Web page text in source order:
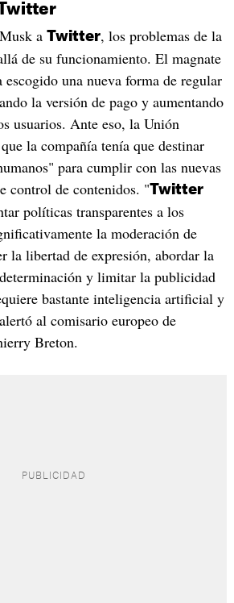
a Twitter, los problemas de la
de su funcionamiento. El magnate
escogido una nueva forma de regular
la versión de pago y aumentando
usuarios. Ante eso, la Unión
la compañía tenía que destinar
para cumplir con las nuevas
control de contenidos. "Twitter
políticas transparentes a los
la moderación de
la libertad de expresión, abordar la
y limitar la publicidad
bastante inteligencia artificial y
al comisario europeo de
Breton.